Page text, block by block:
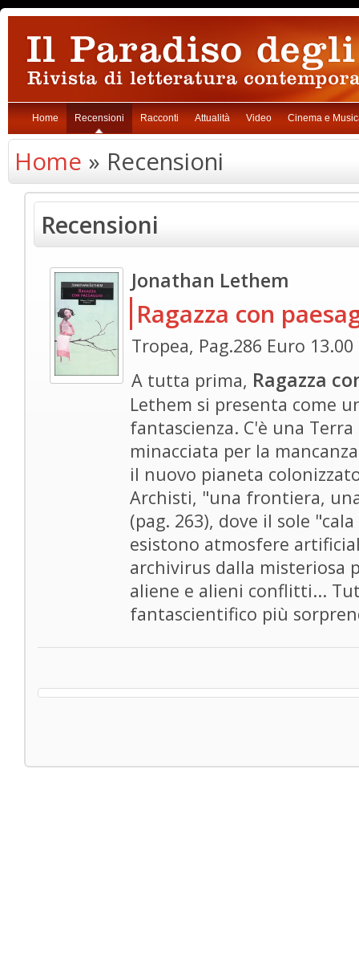
Home Recensioni Racconti Attualità Video Cinema e
Home » Recensioni
Recensioni
Jonathan Lethem
Ragazza con
Tropea, Pag.286 Euro 13.00
A tutta prima, Ragazza
Lethem si presenta come
fantascienza. C'è una
minacciata per la
il nuovo pianeta
Archisti, "una frontiera,
(pag. 263), dove il sole
esistono atmosfere
archivirus dalla misteriosa
aliene e alieni conflitti...
fantascientifico più